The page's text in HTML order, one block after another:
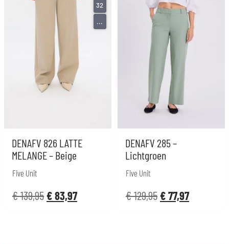
DENAFV 826 LATTE
MELANGE – Beige
Five Unit
€139,95€83,97
32
...
DENAFV 285 –
Lichtgroen
Five Unit
€129,95€77,97